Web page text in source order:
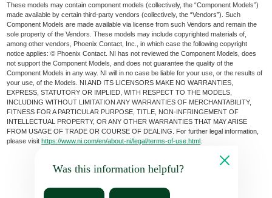
These models may contain component models (collectively, the “Component Models”)
made available by certain third-party vendors (collectively, the “Vendors”). Such
Component Models are made available via license from such Vendors and remain the
sole property of the Vendors. These models may include copyrighted materials of,
among other vendors, Phoenix Contact, Inc., in which case the following copyright
notice applies: © Phoenix Contact. NI has not reviewed the Component Models, does
not support the Component Models, and does not guarantee the quality of the
Component Models in any way. NI will in no case be liable for your use, or the results of
your use, of the Models. NI AND ITS LICENSORS MAKE NO WARRANTIES,
EXPRESS, STATUTORY OR IMPLIED, WITH RESPECT TO THE MODELS,
INCLUDING WITHOUT LIMITATION ANY WARRANTIES OF MERCHANTABILITY,
FITNESS FOR A PARTICULAR PURPOSE, TITLE, NON-INFRINGEMENT OF
INTELLECTUAL PROPERTY, OR ANY OTHER WARRANTIES THAT MAY ARISE
FROM USAGE OF TRADE OR COURSE OF DEALING. For further legal information,
please visithttps://www.ni.com/en/about-ni/legal/terms-of-use.html
Was this information helpful?